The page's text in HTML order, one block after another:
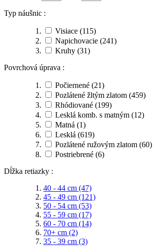
Typ náušnic :
Visiace (115)
Napichovacie (241)
Kruhy (31)
Povrchová úprava :
Počiernené (21)
Pozlátené žltým zlatom (459)
Rhódiované (199)
Lesklá komb. s matným (12)
Matná (1)
Lesklá (619)
Pozlátené ružovým zlatom (60)
Postriebrené (6)
Dĺžka retiazky :
40 - 44 cm (47)
45 - 49 cm (121)
50 - 54 cm (53)
55 - 59 cm (17)
60 - 70 cm (14)
70+ cm (2)
35 - 39 cm (3)